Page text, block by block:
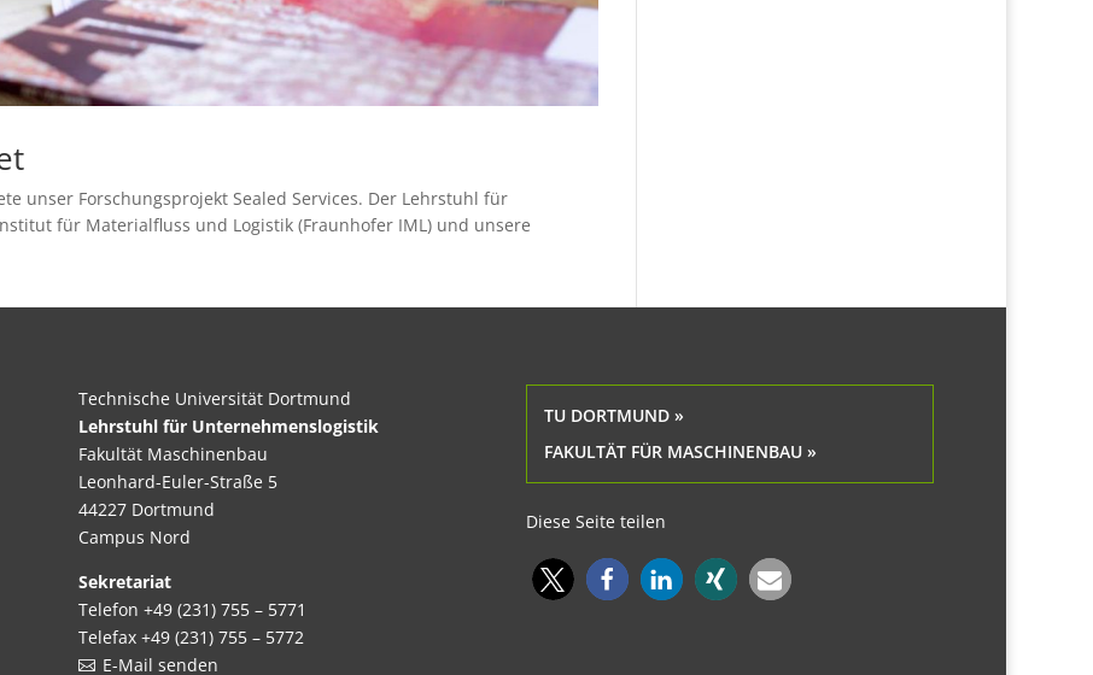
unser Forschungsprojekt Sealed Services. Der Lehrstuhl für
für Materialfluss und Logistik (Fraunhofer IML) und unsere
Technische Universität Dortmund
Lehrstuhl für Unternehmenslogistik
Fakultät Maschinenbau
Leonhard-Euler-Straße 5
44227 Dortmund
Campus Nord
Sekretariat
Telefon +49 (231) 755 – 5771
Telefax +49 (231) 755 – 5772
E-Mail senden
TU DORTMUND »
FAKULTÄT FÜR MASCHINENBAU »
Diese Seite teilen